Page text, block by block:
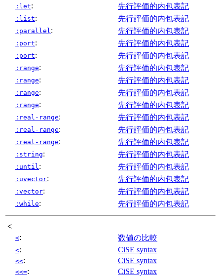
:let: 先行評価的内包表記
:list: 先行評価的内包表記
:parallel : 先行評価的内包表記
:port: 先行評価的内包表記
:port: 先行評価的内包表記
:range: 先行評価的内包表記
:range: 先行評価的内包表記
:range: 先行評価的内包表記
:range: 先行評価的内包表記
:real-range: 先行評価的内包表記
:real-range: 先行評価的内包表記
:real-range: 先行評価的内包表記
:string: 先行評価的内包表記
:until : 先行評価的内包表記
:uvector: 先行評価的内包表記
:vector: 先行評価的内包表記
:while: 先行評価的内包表記
<
<: 数値の比較
<: CiSE syntax
<<: CiSE syntax
<<=: CiSE syntax